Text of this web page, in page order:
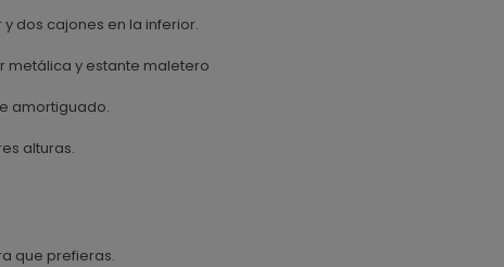
dos cajones en la inferior.
metálica y estante maletero
amortiguado.
alturas.
que prefieras.